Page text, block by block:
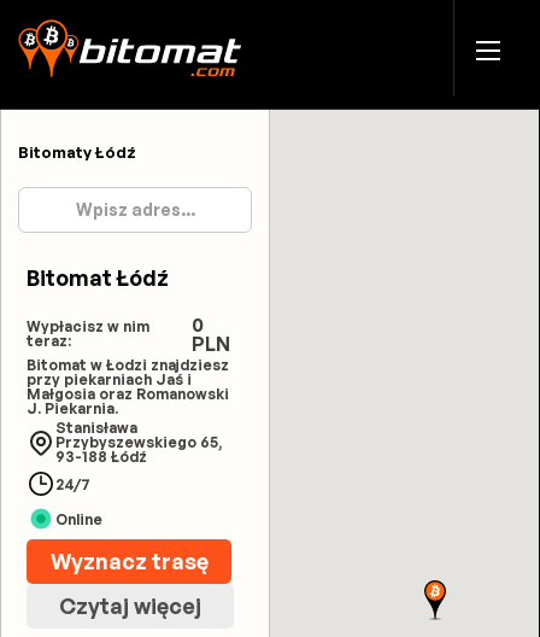
Bitomaty Łódź
Bitomat Łódź
Wypłacisz w nim
teraz:
0
PLN
Bitomat w Łodzi znajdziesz
przy piekarniach Jaś i
Małgosia oraz Romanowski
J. Piekarnia.
Stanisława
Przybyszewskiego 65,
93-188 Łódź
24/7
Online
Wyznacz trasę
Czytaj więcej